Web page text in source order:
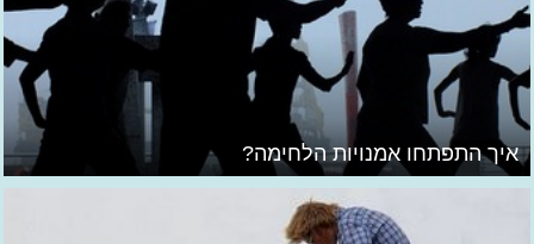
איך התפתחו אמנויות הלחימה?